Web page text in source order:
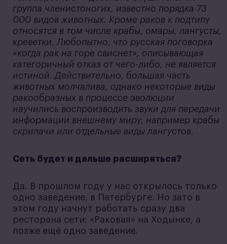
группа членистоногих, известно порядка 73
000 видов животных. Кроме раков к подтипу
относятся в том числе крабы, омары, лангусты,
креветки. Любопытно, что русская поговорка
«когда рак на горе свиснет», описывающая
категоричный отказ от чего-либо, не является
истиной. Действительно, большая часть
животных молчалива, однако некоторые виды
ракообразных в процессе эволюции
научились воспроизводить звуки для передачи
информации внешнему миру, например крабы
скрипачи или отдельные виды лангустов.
Сеть будет и дальше расширяться?
Да. В прошлом году у нас открылось только
одно заведение, в Петербурге. Но зато в
этом году начнут работать сразу два
ресторана сети: «Раковая» на Ходынке, а
позже ещё одно заведение.